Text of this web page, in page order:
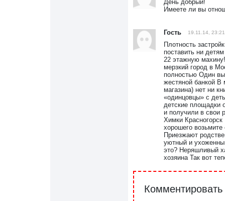
День добрый!
Имеете ли вы
Гость 19.11.14,
Плотность
поставить ни
22 этажную
мерзкий город в
полностью Один
жестяной банкой В
магазина) нет ни
«одинцовцы» с
детские площадки
и получили в свои
Химки
хорошего
Приезжают
уютный и
это? Неряшливый
хозяина Так вот
Комментировать